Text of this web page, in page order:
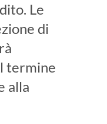
Le
di
termine
alla